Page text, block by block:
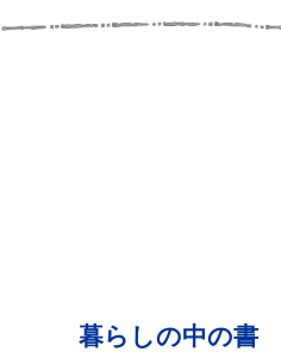
暮らしの中の書